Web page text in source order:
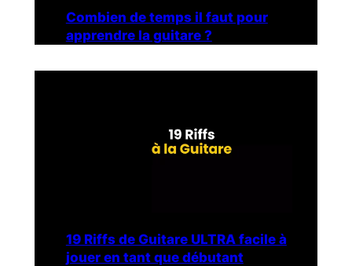
Combien de temps il faut pour
apprendre la guitare ?
19 Riffs de Guitare ULTRA facile à
jouer en tant que débutant